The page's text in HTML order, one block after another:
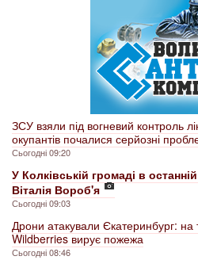
ЗСУ взяли під вогневий контроль
окупантів почалися серйозні
Сьогодні 09:20
У Колківській громаді в
Віталія Вороб'я
Сьогодні 09:03
Дрони атакували Єкатеринбург: на
Wildberries вирує пожежа
Сьогодні 08:46